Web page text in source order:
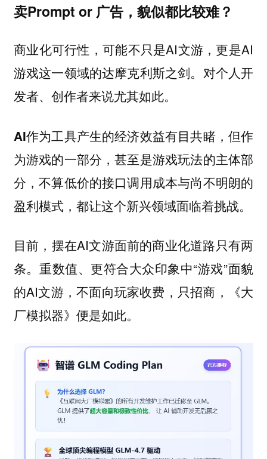
卖Prompt or 广告，貌似都比较难？
商业化可行性，可能不只是AI文游，更是AI
游戏这一领域的达摩克利斯之剑。对个人开
发者、创作者来说尤其如此。
AI作为工具产生的经济效益有目共睹，但作
为游戏的一部分，甚至是游戏玩法的主体部
分，不算低价的接口调用成本与尚不明朗的
盈利模式，都让这个新兴领域面临着挑战。
目前，摆在AI文游面前的商业化道路只有两
条。重数值、更符合大众印象中“游戏”面貌
的AI文游，不面向玩家收费，只招商，《大
厂模拟器》便是如此。